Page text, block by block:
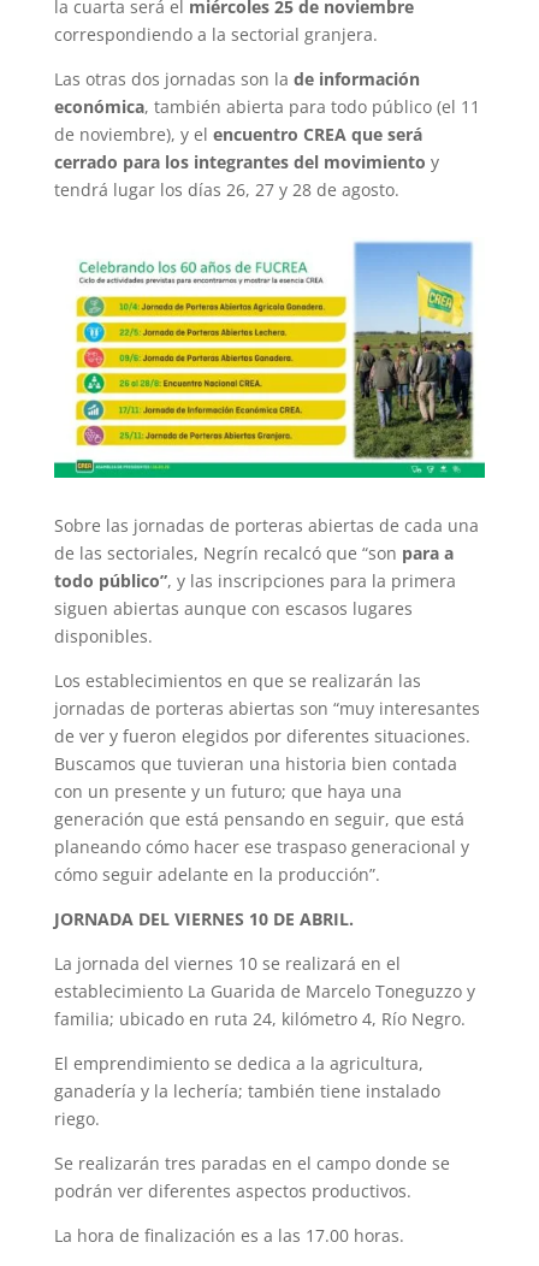
la cuarta será el miércoles 25 de noviembre
correspondiendo a la sectorial granjera.
Las otras dos jornadas son la de información
económica, también abierta para todo público (el 11
de noviembre), y el encuentro CREA que será
cerrado para los integrantes del movimiento y
tendrá lugar los días 26, 27 y 28 de agosto.
Sobre las jornadas de porteras abiertas de cada una
de las sectoriales, Negrín recalcó que “son para a
todo público”, y las inscripciones para la primera
siguen abiertas aunque con escasos lugares
disponibles.
Los establecimientos en que se realizarán las
jornadas de porteras abiertas son “muy interesantes
de ver y fueron elegidos por diferentes situaciones.
Buscamos que tuvieran una historia bien contada
con un presente y un futuro; que haya una
generación que está pensando en seguir, que está
planeando cómo hacer ese traspaso generacional y
cómo seguir adelante en la producción”.
JORNADA DEL VIERNES 10 DE ABRIL.
La jornada del viernes 10 se realizará en el
establecimiento La Guarida de Marcelo Toneguzzo y
familia; ubicado en ruta 24, kilómetro 4, Río Negro.
El emprendimiento se dedica a la agricultura,
ganadería y la lechería; también tiene instalado
riego.
Se realizarán tres paradas en el campo donde se
podrán ver diferentes aspectos productivos.
La hora de finalización es a las 17.00 horas.